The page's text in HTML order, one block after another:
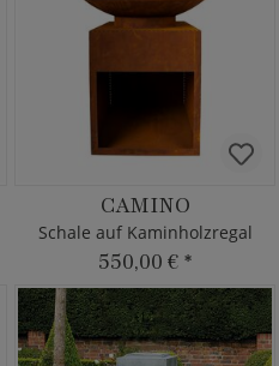
CAMINO
Schale auf Kaminholzregal
550,00 € *